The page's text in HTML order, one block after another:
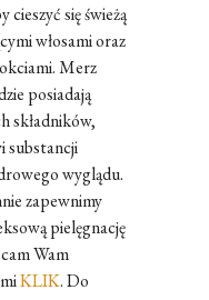
się świeżą
włosami oraz
Merz
posiadają
składników,
substancji
wyglądu.
zapewnimy
pielęgnację
Wam
KLIK. Do